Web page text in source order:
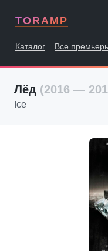
TORAMP
Каталог Все
Лёд (2016 —
Ice